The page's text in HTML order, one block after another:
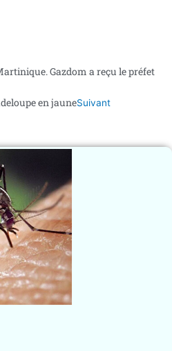
Gazdom a reçu le préfet
en jauneSuivant